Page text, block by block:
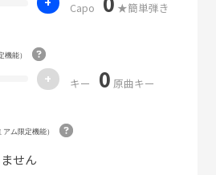
Capo ★簡単弾き
機能）
+ キー 0 原曲キー
アム限定機能）
せん